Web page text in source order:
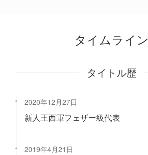
タイムライン
タイトル歴
2020年12月27日
新人王西軍フェザー級代表
2019年4月21日